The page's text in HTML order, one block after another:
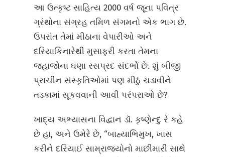
આ ઉત્કૃષ્ટ સાહિત્ય 2000 વર્ષ જૂના પવિત્ર
ગ્રંથોના સંગ્રહ તમિળ સંગમનો એક ભાગ છે.
ઉપરાંત તેમાં મીઠાના વેપારીઓ અને
દરિયાકિનારેથી મુસાફરી કરતા તેમના
જહાજોના ઘણા રસપ્રદ સંદર્ભો છે. શું બીજી
પ્રાચીન સંસ્કૃતિઓમાં પણ મીઠું ચડાવીને
તડકામાં સૂકવવાની આવી પરંપરાઓ છે?
ખાદ્ય અભ્યાસના વિદ્વાન ડૉ. કૃષ્ણેન્દુ રે કહે
છે હા, અને ઉમેરે છે, “બાહ્યાભિમુખ, ખાસ
કરીને દરિયાઈ સામ્રાજ્યોનો માછીમારી સાથે